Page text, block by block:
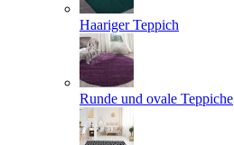
Haariger Teppich
Runde und ovale Teppiche